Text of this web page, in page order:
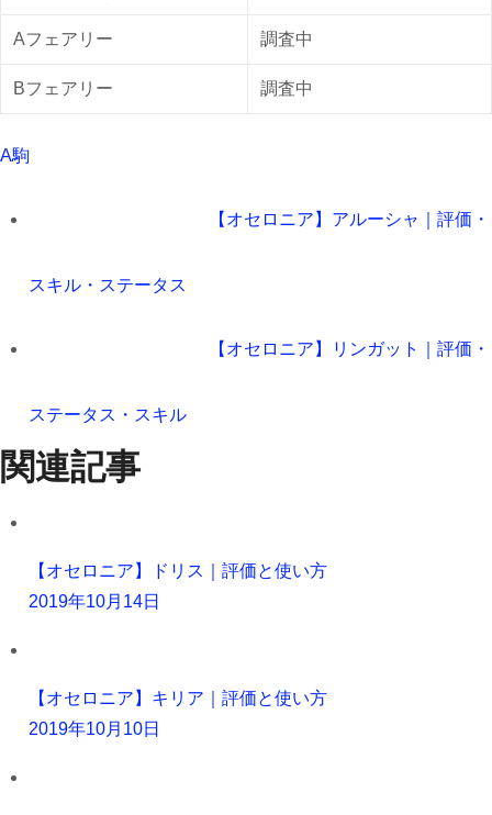
Aフェアリー 調査中
Bフェアリー 調査中
A駒
【オセロニア】アルーシャ｜評価・
スキル・ステータス
【オセロニア】リンガット｜評価・
ステータス・スキル
関連記事
【オセロニア】ドリス｜評価と使い方
2019年10月14日
【オセロニア】キリア｜評価と使い方
2019年10月10日